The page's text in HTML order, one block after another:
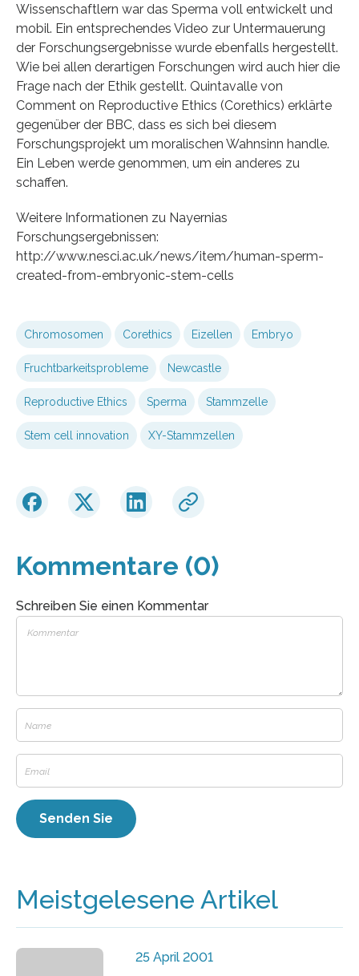
Wissenschaftlern war das Sperma voll entwickelt und
mobil. Ein entsprechendes Video zur Untermauerung
der Forschungsergebnisse wurde ebenfalls hergestellt.
Wie bei allen derartigen Forschungen wird auch hier die
Frage nach der Ethik gestellt. Quintavalle von
Comment on Reproductive Ethics (Corethics) erklärte
gegenüber der BBC, dass es sich bei diesem
Forschungsprojekt um moralischen Wahnsinn handle.
Ein Leben werde genommen, um ein anderes zu
schaffen.
Weitere Informationen zu Nayernias
Forschungsergebnissen:
http://www.nesci.ac.uk/news/item/human-sperm-
created-from-embryonic-stem-cells
Chromosomen Corethics Eizellen Embryo
Fruchtbarkeitsprobleme Newcastle
Reproductive Ethics Sperma Stammzelle
Stem cell innovation XY-Stammzellen
Kommentare (0)
Schreiben Sie einen Kommentar
Meistgelesene Artikel
25 April 2001